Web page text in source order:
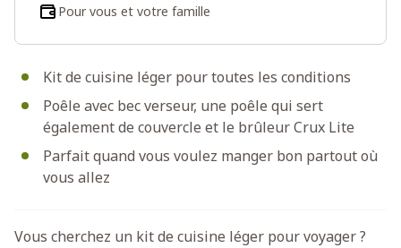
Kit de cuisine léger pour toutes les conditions
Poêle avec bec verseur, une poêle qui sert
également de couvercle et le brûleur Crux Lite
Parfait quand vous voulez manger bon partout où
vous allez
Pour vous et votre famille
Vous cherchez un kit de cuisine léger pour voyager ?